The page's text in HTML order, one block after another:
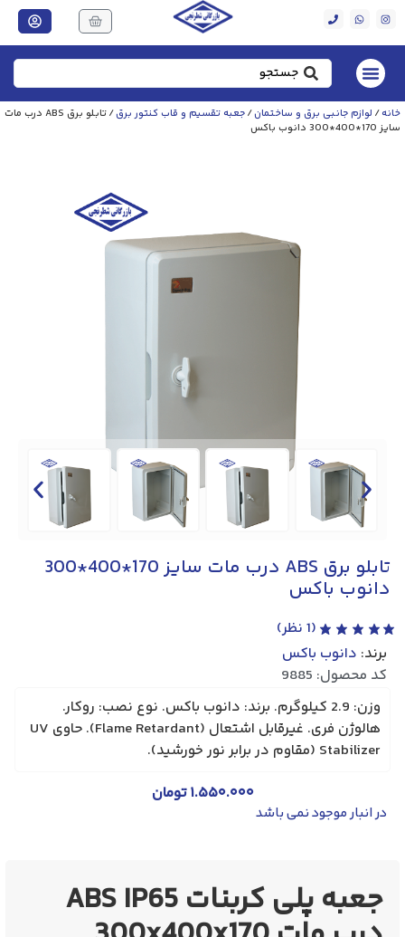
خانه/ لوازم جانبی برق و ساختمان/جعبه تقسیم و قاب کنتور برق
/ تابلو برق ABS درب مات
سایز 170*400*300 دانوب باکس
تابلو برق ABS درب مات سایز 170*400*300
دانوب باکس
(
1 نظر)
برند: دانوب باکس
کد محصول: 9885
وزن: 2.9 کیلوگرم. برند: دانوب باکس. نوع نصب: روکار.
هالوژن فری. غیرقابل اشتعال (Flame Retardant). حاوی UV
Stabilizer (مقاوم در برابر نور خورشید).
۱.۵۵۰.۰۰۰تومان
در انبار موجود نمی باشد
جعبه پلی کربنات ABS IP65